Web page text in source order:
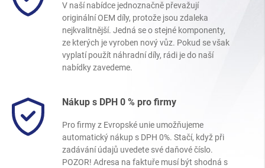
V naší nabídce jednoznačně převažují
originální OEM díly, protože jsou zdaleka
nejkvalitnější. Jedná se o stejné komponenty,
ze kterých je vyroben nový vůz. Pokud se však
vyplatí použít náhradní díly, rádi je do naší
nabídky zavedeme.
Nákup s DPH 0 % pro firmy
Pro firmy z Evropské unie umožňujeme
automatický nákup s DPH 0%. Stačí, když při
zadávání údajů uvedete své daňové číslo.
POZOR! Adresa na faktuře musí být shodná s